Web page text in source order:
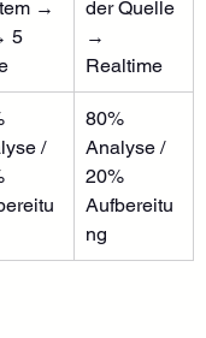
→
5
der Quelle
→
Realtime
/
80%
Analyse /
20%
Aufbereitu
ng